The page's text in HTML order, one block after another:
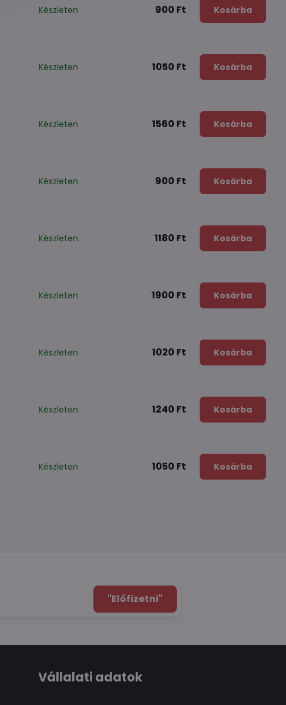
Készleten 900 Ft Kosárba
Készleten 1050 Ft Kosárba
Készleten 1560 Ft Kosárba
Készleten 900 Ft Kosárba
Készleten 1180 Ft Kosárba
Készleten 1900 Ft Kosárba
Készleten 1020 Ft Kosárba
Készleten 1240 Ft Kosárba
Készleten 1050 Ft Kosárba
"Előfizetni"
Vállalati adatok